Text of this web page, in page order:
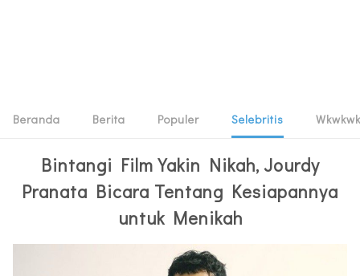
Beranda Berita Populer Selebritis Wkwkwk
Bintangi Film Yakin Nikah, Jourdy
Pranata Bicara Tentang Kesiapannya
untuk Menikah